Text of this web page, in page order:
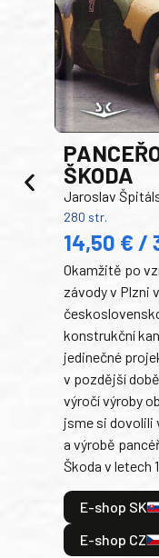
ŠKODA
Jaroslav
280 str.
14,50 € /
Okamžitě po
závody v Plzni
konstrukční
jedinečné
v pozdější
výročí výroby
jsme si dovolili
a výrobě
Škoda v letech
E-shop SK
E-shop CZ